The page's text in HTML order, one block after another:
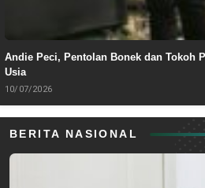
Andie Peci, Pentolan Bonek dan Tokoh
Usia
10/07/2026
BERITA NASIONAL